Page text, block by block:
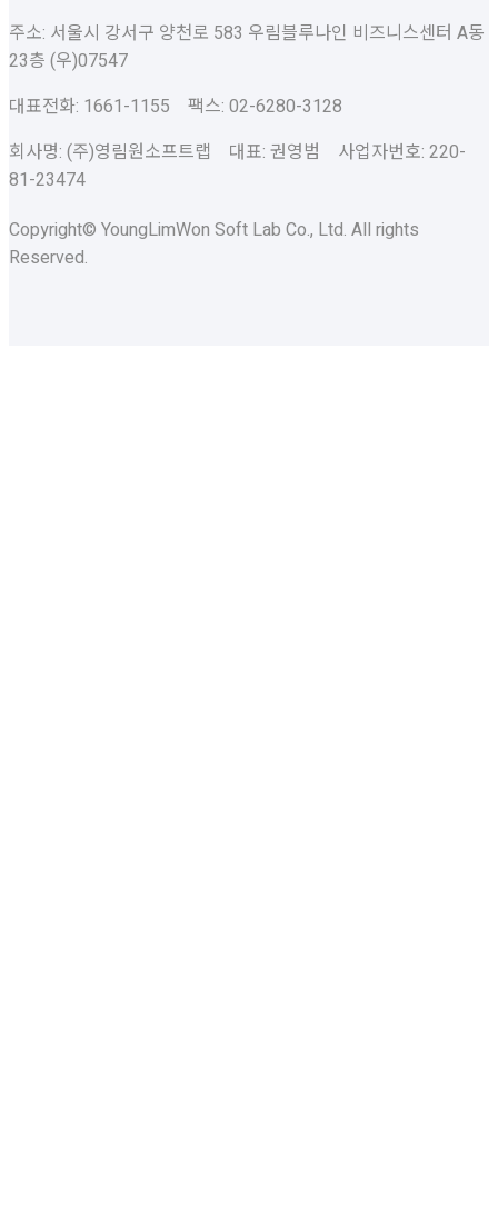
주소: 서울시 강서구 양천로 583 우림블루나인 비즈니스센터 A동
23층 (우)07547
대표전화: 1661-1155 팩스: 02-6280-3128
회사명: (주)영림원소프트랩 대표: 권영범 사업자번호: 220-
81-23474
Copyright© YoungLimWon Soft Lab Co., Ltd. All rights
Reserved.